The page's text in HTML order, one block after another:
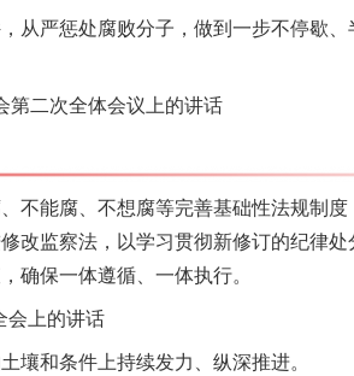
严惩处腐败分子，做到一步不停歇、
二次全体会议上的讲话
能腐、不想腐等完善基础性法规制度
改监察法，以学习贯彻新修订的纪律
确保一体遵循、一体执行。
上的讲话
和条件上持续发力、纵深推进。
映军营 权益有保障